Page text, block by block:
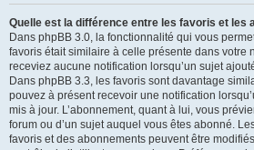
Quelle est la différence entre les favoris et les
Dans phpBB 3.0, la fonctionnalité qui vous
favoris était similaire à celle présente dans votre
receviez aucune notification lorsqu’un sujet
Dans phpBB 3.3, les favoris sont davantage
pouvez à présent recevoir une notification
mis à jour. L’abonnement, quant à lui, vous
forum ou d’un sujet auquel vous êtes abonné.
favoris et des abonnements peuvent être